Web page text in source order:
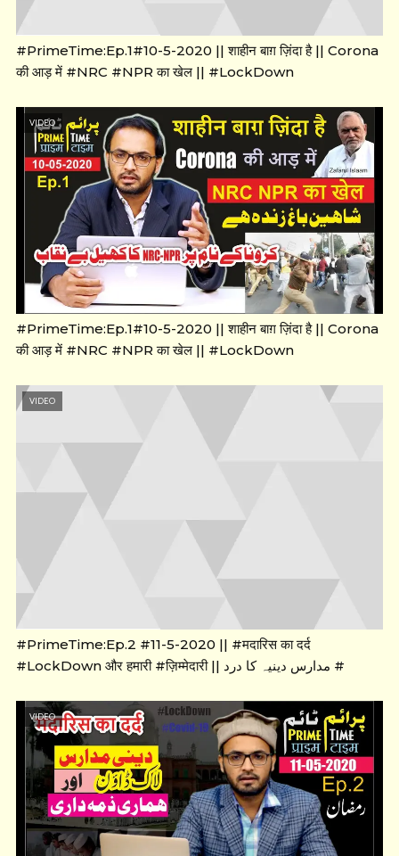
#PrimeTime:Ep.1#10-5-2020 || शाहीन बाग़ ज़िंदा है || Corona
की आड़ में #NRC #NPR का खेल || #LockDown
VIDEO
#PrimeTime:Ep.1#10-5-2020 || शाहीन बाग़ ज़िंदा है || Corona
की आड़ में #NRC #NPR का खेल || #LockDown
VIDEO
#PrimeTime:Ep.2 #11-5-2020 || #मदारिस का दर्द
#LockDown और हमारी #ज़िम्मेदारी || مدارس دینیہ کا درد #
VIDEO